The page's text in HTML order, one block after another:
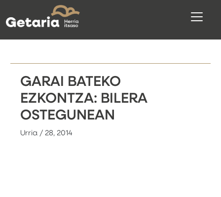
GARAI BATEKO
EZKONTZA: BILERA
OSTEGUNEAN
Urria / 28, 2014